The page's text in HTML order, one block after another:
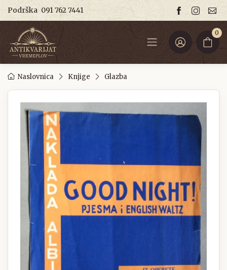
Podrška 091 762 7441
0
Naslovnica Knjige Glazba